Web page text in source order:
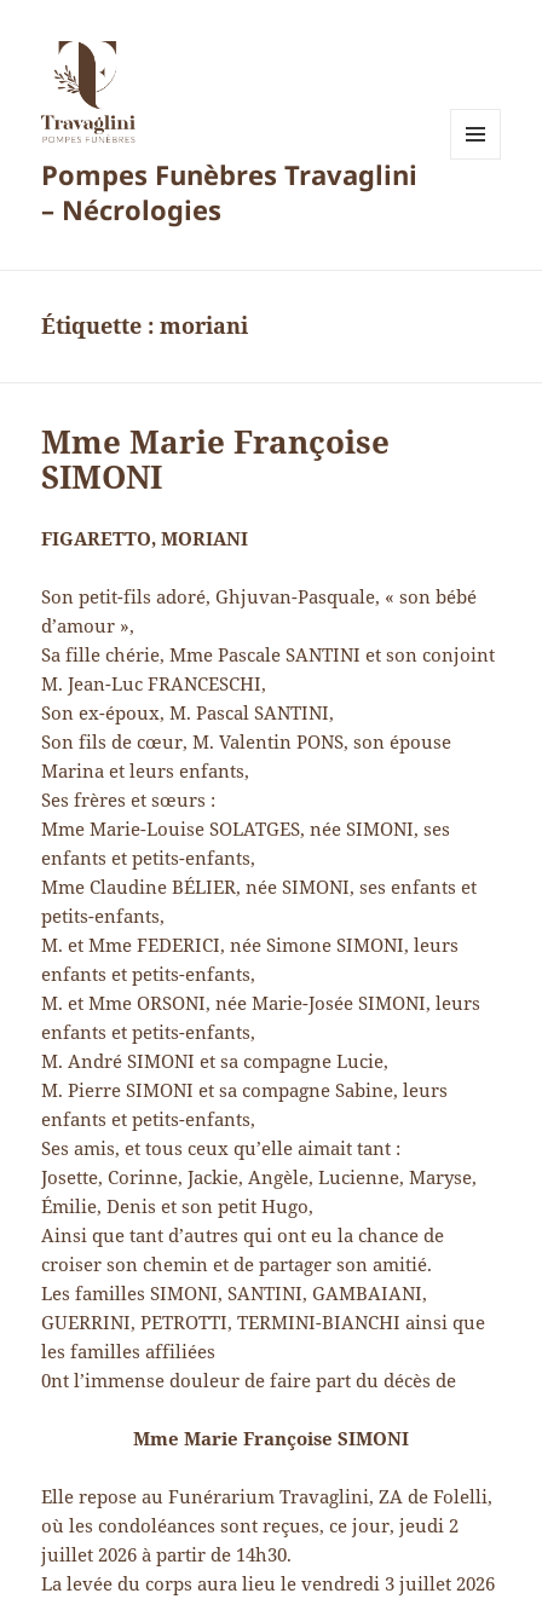
Pompes Funèbres Travaglini
– Nécrologies
Étiquette :moriani
Mme Marie Françoise
SIMONI
FIGARETTO, MORIANI
Son petit-fils adoré, Ghjuvan-Pasquale, « son bébé
d’amour »,
Sa fille chérie, Mme Pascale SANTINI et son conjoint
M. Jean-Luc FRANCESCHI,
Son ex-époux, M. Pascal SANTINI,
Son fils de cœur, M. Valentin PONS, son épouse
Marina et leurs enfants,
Ses frères et sœurs :
Mme Marie-Louise SOLATGES, née SIMONI, ses
enfants et petits-enfants,
Mme Claudine BÉLIER, née SIMONI, ses enfants et
petits-enfants,
M. et Mme FEDERICI, née Simone SIMONI, leurs
enfants et petits-enfants,
M. et Mme ORSONI, née Marie-Josée SIMONI, leurs
enfants et petits-enfants,
M. André SIMONI et sa compagne Lucie,
M. Pierre SIMONI et sa compagne Sabine, leurs
enfants et petits-enfants,
Ses amis, et tous ceux qu’elle aimait tant :
Josette, Corinne, Jackie, Angèle, Lucienne, Maryse,
Émilie, Denis et son petit Hugo,
Ainsi que tant d’autres qui ont eu la chance de
croiser son chemin et de partager son amitié.
Les familles SIMONI, SANTINI, GAMBAIANI,
GUERRINI, PETROTTI, TERMINI-BIANCHI ainsi que
les familles affiliées
0nt l’immense douleur de faire part du décès de
Mme Marie Françoise SIMONI
Elle repose au Funérarium Travaglini, ZA de Folelli,
où les condoléances sont reçues, ce jour, jeudi 2
juillet 2026 à partir de 14h30.
La levée du corps aura lieu le vendredi 3 juillet 2026